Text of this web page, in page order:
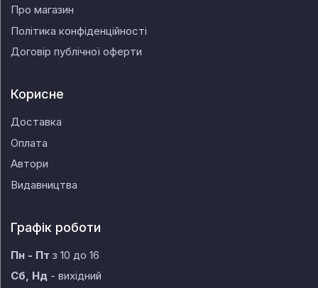
Про магазин
Політика конфіденційності
Договір публічної оферти
Корисне
Доставка
Оплата
Автори
Видавництва
Графік роботи
Пн - Пт з 10 до 16
Сб, Нд - вихідний